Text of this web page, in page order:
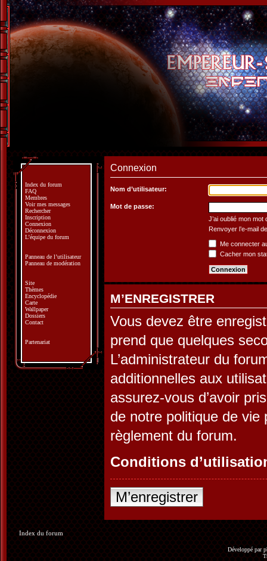
Connexion
Nom d’utilisateur:
Mot de passe:
J’ai oublié mon mot
Renvoyer l’e-mail
Me connecter
Cacher mon
M’ENREGISTRER
Vous devez être
prend que quelques
L’administrateur du
additionnelles aux
assurez-vous d’avoir
de notre politique de vie
règlement du forum.
Conditions
M’enregistrer
Index du forum
FAQ
Membres
Voir mes messages
Rechercher
Inscription
Connexion
Déconnexion
L’équipe du forum
Panneau de l’utilisateur
Panneau de modération
Site
Thèmes
Encyclopédie
Carte
Wallpaper
Dossiers
Contact
Partenariat
Index du forum
Développé par